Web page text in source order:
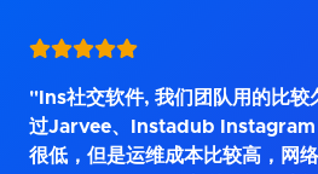
"Ins社交软件, 我们团队用的比较
过Jarvee、Instadub Instagram
很低，但是运维成本比较高，网